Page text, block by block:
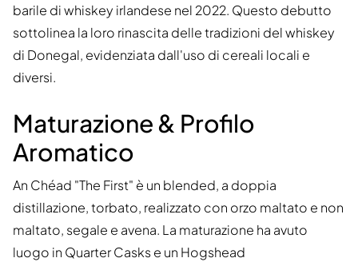
barile di whiskey irlandese nel 2022. Questo debutto
sottolinea la loro rinascita delle tradizioni del whiskey
di Donegal, evidenziata dall'uso di cereali locali e
diversi.
Maturazione & Profilo
Aromatico
An Chéad "The First" è un blended, a doppia
distillazione, torbato, realizzato con orzo maltato e non
maltato, segale e avena. La maturazione ha avuto
luogo in Quarter Casks e un Hogshead